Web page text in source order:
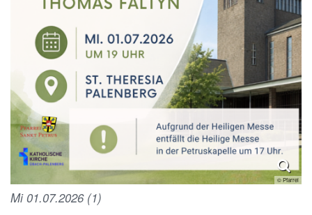
© Pfarrei
Mi 01.07.2026 (1)